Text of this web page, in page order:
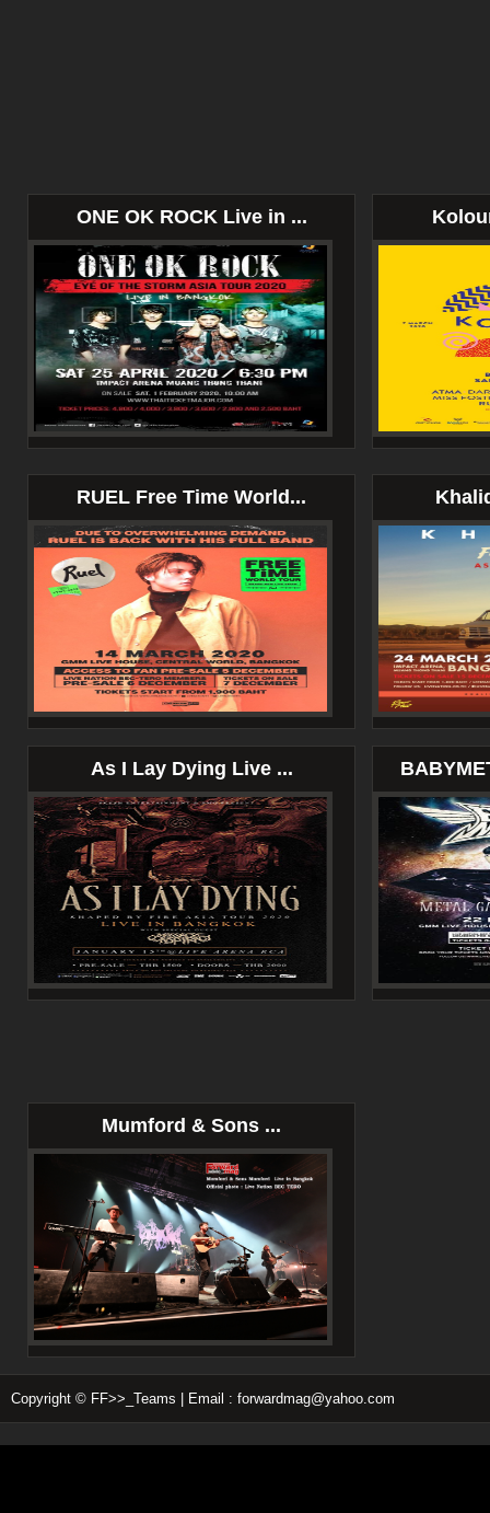
ONE OK ROCK Live in ...
RUEL Free Time World...
As I Lay Dying Live ...
Mumford & Sons ...
Copyright © FF>>_Teams | Email : forwardmag@yahoo.com